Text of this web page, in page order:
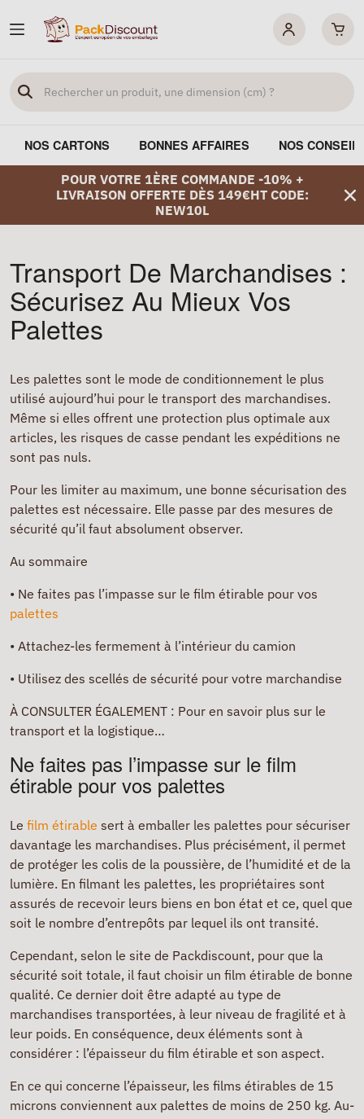
NOS CARTONS BONNES AFFAIRES NOS
POUR VOTRE 1ÈRE COMMANDE -10% +
LIVRAISON OFFERTE DÈS 149€HT CODE:
NEW10L
Transport De Marchandises :
Sécurisez Au Mieux Vos
Palettes
Les palettes sont le mode de conditionnement le plus
utilisé aujourd’hui pour le transport des marchandises.
Même si elles offrent une protection plus optimale aux
articles, les risques de casse pendant les expéditions ne
sont pas nuls.
Pour les limiter au maximum, une bonne sécurisation des
palettes est nécessaire. Elle passe par des mesures de
sécurité qu’il faut absolument observer.
Au sommaire
• Ne faites pas l’impasse sur le film étirable pour vos
palettes
• Attachez-les fermement à l’intérieur du camion
• Utilisez des scellés de sécurité pour votre marchandise
À CONSULTER ÉGALEMENT : Pour en savoir plus sur le
transport et la logistique…
Ne faites pas l’impasse sur le film
étirable pour vos palettes
Le film étirable sert à emballer les palettes pour sécuriser
davantage les marchandises. Plus précisément, il permet
de protéger les colis de la poussière, de l’humidité et de la
lumière. En filmant les palettes, les propriétaires sont
assurés de recevoir leurs biens en bon état et ce, quel que
soit le nombre d’entrepôts par lequel ils ont transité.
Cependant, selon le site de Packdiscount, pour que la
sécurité soit totale, il faut choisir un film étirable de bonne
qualité. Ce dernier doit être adapté au type de
marchandises transportées, à leur niveau de fragilité et à
leur poids. En conséquence, deux éléments sont à
considérer : l’épaisseur du film étirable et son aspect.
En ce qui concerne l’épaisseur, les films étirables de 15
microns conviennent aux palettes de moins de 250 kg. Au-